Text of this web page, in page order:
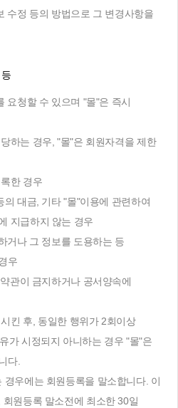
수정 등의 방법으로 그 변경사항을
요청할 수 있으며 "몰"은 즉시
하는 경우, "몰"은 회원자격을 제한
한 경우
대금, 기타 "몰"이용에 관련하여
지급하지 않는 경우
거나 그 정보를 도용하는 등
우
관이 금지하거나 공서양속에
킨 후, 동일한 행위가 2회이상
가 시정되지 아니하는 경우 "몰"은
다.
우에는 회원등록을 말소합니다. 이
원등록 말소전에 최소한 30일